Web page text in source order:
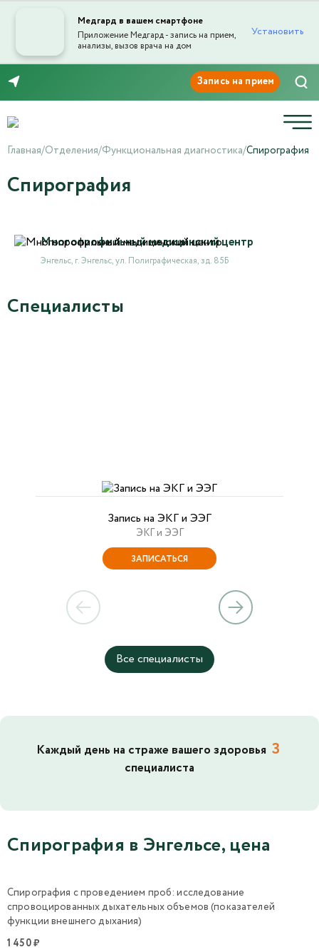
Медгард в вашем смартфоне
Приложение Медгард - запись на прием,
анализы, вызов врача на дом
Установить
Главная/Отделения/Функциональная диагностика/Спирография
Спирография
Многопрофильный медицинский центр
Энгельс, г. Энгельс, ул. Полиграфическая, зд. 85Б
Специалисты
Запись на ЭКГ и ЭЭГ
ЭКГ и ЭЭГ
ЗАПИСАТЬСЯ
Все специалисты
Каждый день на страже вашего здоровья 3
специалиста
Спирография в Энгельсе, цена
Спирография с проведением проб: исследование
спровоцированных дыхательных объемов (показателей
функции внешнего дыхания)
1 450 ₽